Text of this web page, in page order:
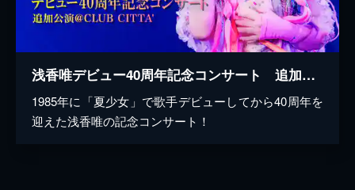
浅香唯デビュー40周年記念コンサート 追加公演@CLUB CITTA'
1985年に「夏少女」で歌手デビューしてから40周年を
迎えた浅香唯の記念コンサート！